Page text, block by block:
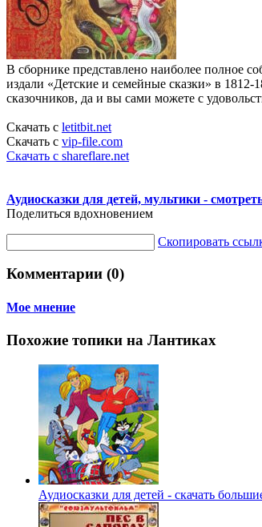
В сборнике представлено наиболее полное
издали «Детские и семейные сказки» в
сказочников, да и вы сами можете с
Скачать с letitbit.net
Скачать с vip-file.com
Скачать с shareflare.net
Аудиосказки для детей, мультики -
Поделиться вдохновением
Скопировать
Комментарии (0)
Мое мнение
Похожие топики на Лантиках
Аудиосказки для детей - скачать